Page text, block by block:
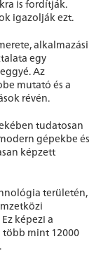
is fordítják.
igazolják ezt.
alkalmazási
egy
Az
mutató és a
révén.
tudatosan
gépekbe és
képzett
területén,
képezi a
több mint 12000